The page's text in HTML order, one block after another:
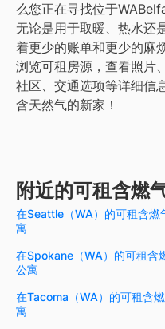
么您正在寻找位于
无论是用于取暖、热水还
着更少的账单和更少的麻烦
浏览可租房源，查看照片
社区、交通选项等详细信息
含天然气的新家！
附近的可租含燃
在Seattle（WA）的可租含燃
寓
在Spokane（WA）的可租含
公寓
在Tacoma（WA）的可租含
寓